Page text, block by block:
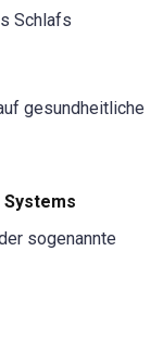
Schlafs
gesundheitliche
sogenannte